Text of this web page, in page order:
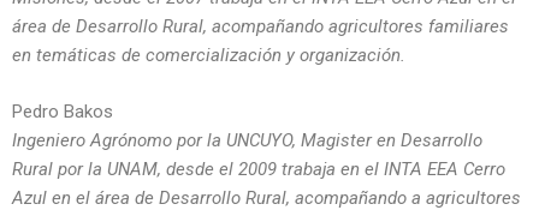
área de Desarrollo Rural, acompañando agricultores familiares
en temáticas de comercialización y organización.
Pedro Bakos
Ingeniero Agrónomo por la UNCUYO, Magister en Desarrollo
Rural por la UNAM, desde el 2009 trabaja en el INTA EEA Cerro
Azul en el área de Desarrollo Rural, acompañando a agricultores